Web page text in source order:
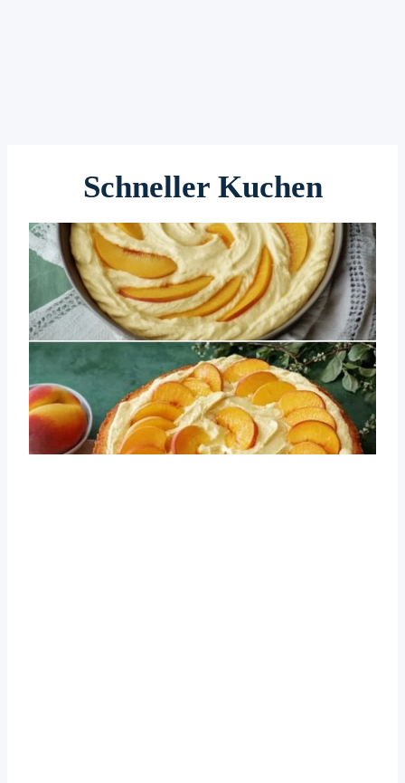
Schneller Kuchen